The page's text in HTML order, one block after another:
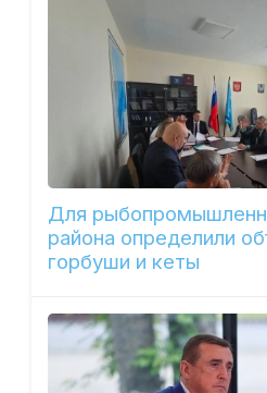
Для
района определили
горбуши и кеты